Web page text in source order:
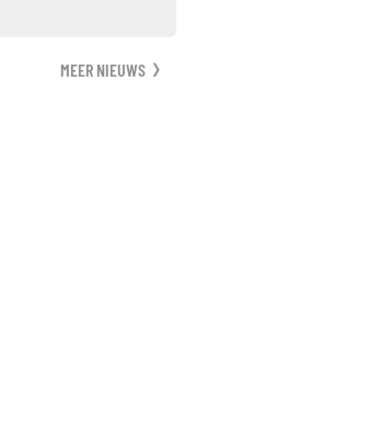
MEER NIEUWS